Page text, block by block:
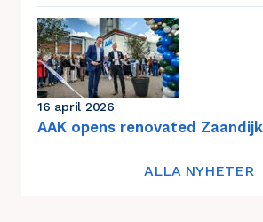
16 april 2026
AAK opens renovated
ALLA NYHETER